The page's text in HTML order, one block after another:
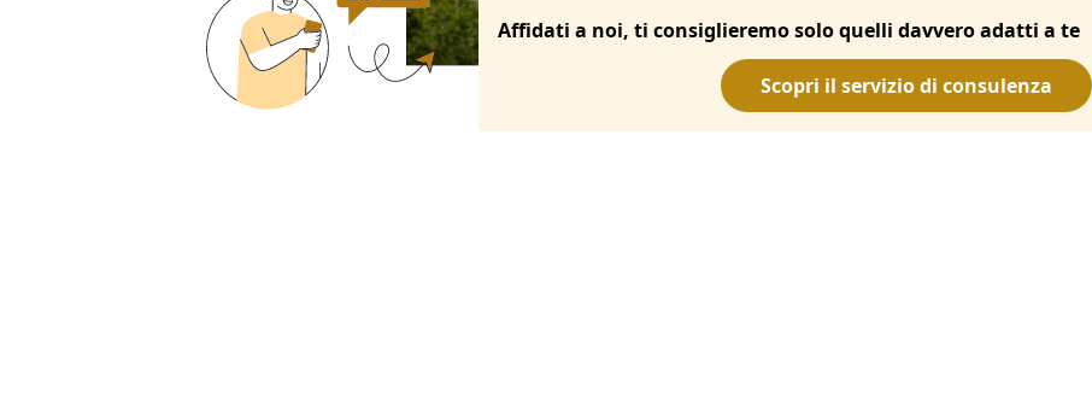
Affidati a noi, ti consiglieremo solo quelli davvero adatti a te
Scopri il servizio di consulenza